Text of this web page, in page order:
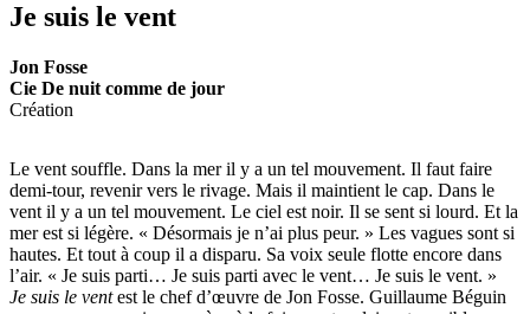
Je suis le vent
Jon Fosse
Cie De nuit comme de jour
Création
Le vent souffle. Dans la mer il y a un tel mouvement. Il faut faire
demi-tour, revenir vers le rivage. Mais il maintient le cap. Dans le
vent il y a un tel mouvement. Le ciel est noir. Il se sent si lourd. Et la
mer est si légère. « Désormais je n’ai plus peur. » Les vagues sont si
hautes. Et tout à coup il a disparu. Sa voix seule flotte encore dans
l’air. « Je suis parti… Je suis parti avec le vent… Je suis le vent. »
Je suis le ventest le chef d’œuvre de Jon Fosse. Guillaume Béguin